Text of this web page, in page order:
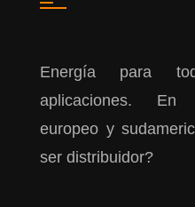
Energía para
aplicaciones.
europeo y
ser distribuidor?